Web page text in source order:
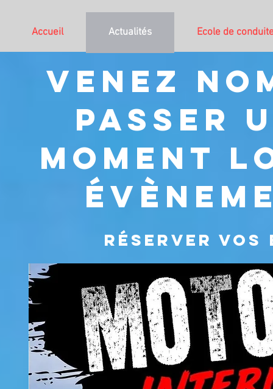
Accueil Actualités Ecole de
VENEZ
PASSER
MOMENT
RÉSERVER